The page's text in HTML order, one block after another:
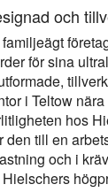
och
för sina
i Teltow
hos
den till en
och i